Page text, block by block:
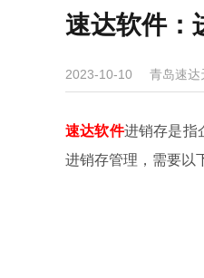
速达软件：
2023-10-10 青岛速达
速达软件进销存是指
进销存管理，需要以